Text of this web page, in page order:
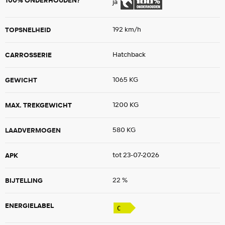
ja
TOPSNELHEID 192 km/h
CARROSSERIE Hatchback
GEWICHT 1065 KG
MAX. TREKGEWICHT 1200 KG
LAADVERMOGEN 580 KG
APK tot 23-07-2026
BIJTELLING 22 %
ENERGIELABEL